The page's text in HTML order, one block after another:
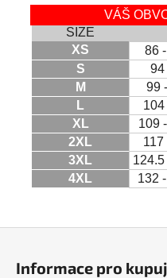
VÁŠ
SIZE
XS
86
S
94
M
99
L
XL
109
2XL
117
3XL
4XL
132
Informace pro